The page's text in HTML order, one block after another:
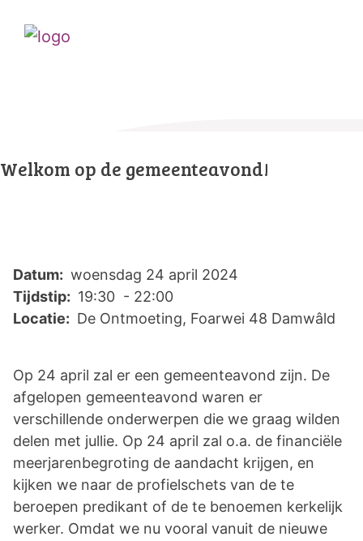
Welkom op de gemeenteavond!
Datum: woensdag 24 april 2024
Tijdstip: 19:30 - 22:00
Locatie: De Ontmoeting, Foarwei 48 Damwâld
Op 24 april zal er een gemeenteavond zijn. De
afgelopen gemeenteavond waren er
verschillende onderwerpen die we graag wilden
delen met jullie. Op 24 april zal o.a. de financiële
meerjarenbegroting de aandacht krijgen, en
kijken we naar de profielschets van de te
beroepen predikant of de te benoemen kerkelijk
werker. Omdat we nu vooral vanuit de nieuwe